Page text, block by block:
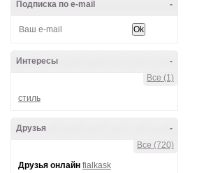
-
Подписка по e-mail
-
Интересы
Все (1)
стиль
-
Друзья
Все (720)
Друзья онлайн fialkask